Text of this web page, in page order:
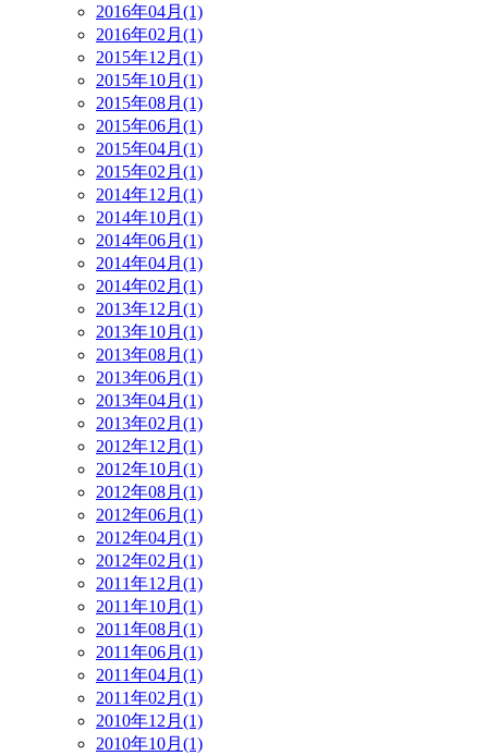
2016年04月(1)
2016年02月(1)
2015年12月(1)
2015年10月(1)
2015年08月(1)
2015年06月(1)
2015年04月(1)
2015年02月(1)
2014年12月(1)
2014年10月(1)
2014年06月(1)
2014年04月(1)
2014年02月(1)
2013年12月(1)
2013年10月(1)
2013年08月(1)
2013年06月(1)
2013年04月(1)
2013年02月(1)
2012年12月(1)
2012年10月(1)
2012年08月(1)
2012年06月(1)
2012年04月(1)
2012年02月(1)
2011年12月(1)
2011年10月(1)
2011年08月(1)
2011年06月(1)
2011年04月(1)
2011年02月(1)
2010年12月(1)
2010年10月(1)